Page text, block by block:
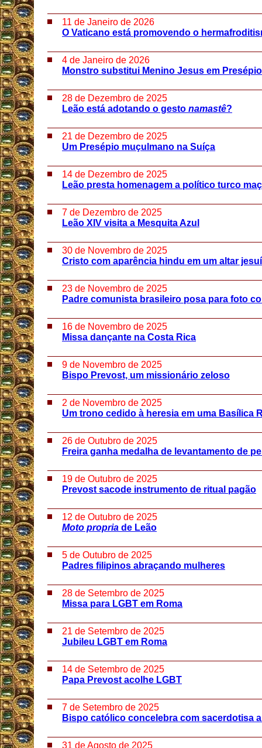
11 de Janeiro de 2026
O Vaticano está promovendo o
4 de Janeiro de 2026
Monstro substitui Menino Jesus em
28 de Dezembro de 2025
Leão está adotando o gesto namastê?
21 de Dezembro de 2025
Um Presépio muçulmano na Suíça
14 de Dezembro de 2025
Leão presta homenagem a político turco
7 de Dezembro de 2025
Leão XIV visita a Mesquita Azul
30 de Novembro de 2025
Cristo com aparência hindu em um altar
23 de Novembro de 2025
Padre comunista brasileiro posa para foto
16 de Novembro de 2025
Missa dançante na Costa Rica
9 de Novembro de 2025
Bispo Prevost, um missionário zeloso
2 de Novembro de 2025
Um trono cedido à heresia em uma Basílica
26 de Outubro de 2025
Freira ganha medalha de levantamento de
19 de Outubro de 2025
Prevost sacode instrumento de ritual pagão
12 de Outubro de 2025
Moto propria de Leão
5 de Outubro de 2025
Padres filipinos abraçando mulheres
28 de Setembro de 2025
Missa para LGBT em Roma
21 de Setembro de 2025
Jubileu LGBT em Roma
14 de Setembro de 2025
Papa Prevost acolhe LGBT
7 de Setembro de 2025
Bispo católico concelebra com sacerdotisa
31 de Agosto de 2025